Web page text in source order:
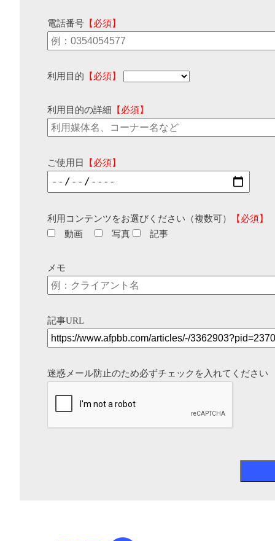
電話番号 【必須】
利用目的 【必須】
利用目的の詳細 【必須】
ご使用日 【必須】
利用コンテンツをお選びください（複数可）
【必須】
動画
写真 記事
メモ
記事URL
迷惑メール防止のため必ずチェックを入れてください